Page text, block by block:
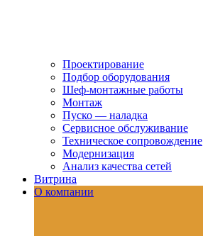
Проектирование
Подбор оборудования
Шеф-монтажные работы
Монтаж
Пуско — наладка
Сервисное обслуживание
Техническое сопровождение
Модернизация
Анализ качества сетей
Витрина
О компании